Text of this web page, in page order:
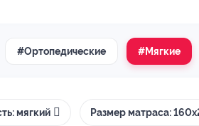
#Ортопедические #Мягкие
мягкий Размер матраса: